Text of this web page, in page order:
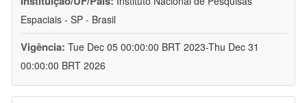
Espaciais - SP - Brasil
Vigência: Tue Dec 05 00:00:00 BRT 2023-Thu Dec 31
00:00:00 BRT 2026